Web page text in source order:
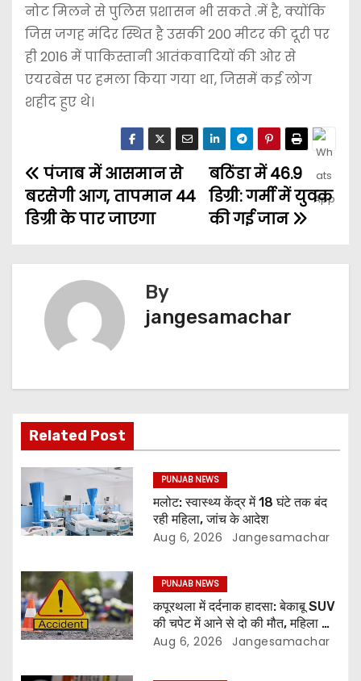
नोट मिलने से पुलिस प्रशासन भी सकते .में है, क्योंकि
जिस जगह मंदिर स्थित है उसकी 200 मीटर की दूरी पर
ही 2016 में पाकिस्तानी आतंकवादियों की ओर से
एयरबेस पर हमला किया गया था, जिसमें कई लोग
शहीद हुए थे।
बठिंडा में 46.9
डिग्री: गर्मी में युवक
की गई जान
पंजाब में आसमान से
बरसेगी आग, तापमान 44
डिग्री के पार जाएगा
By
jangesamachar
Related Post
PUNJAB NEWS
मलोट: स्वास्थ्य केंद्र में 18 घंटे तक बंद
रही महिला, जांच के आदेश
Aug 6, 2026 Jangesamachar
PUNJAB NEWS
कपूरथला में दर्दनाक हादसा: बेकाबू SUV
की चपेट में आने से दो की मौत, महिला की
हालत गंभीर
Aug 6, 2026 Jangesamachar